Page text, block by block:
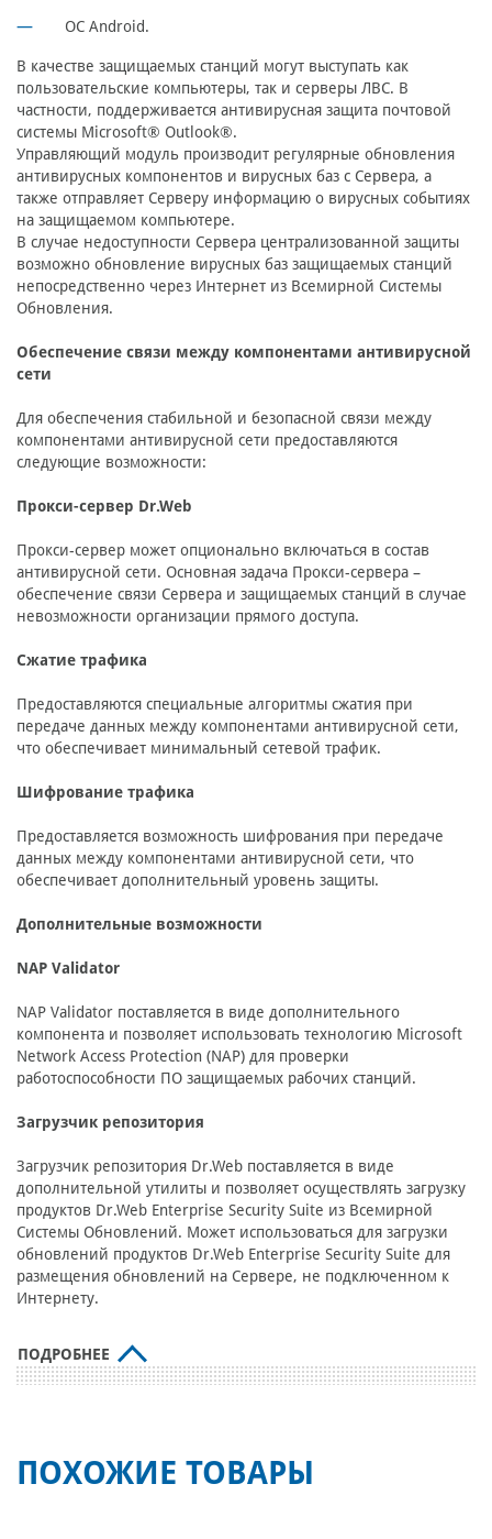
OC Android.
В качестве защищаемых станций могут выступать как
пользовательские компьютеры, так и серверы ЛВС. В
частности, поддерживается антивирусная защита почтовой
системы Microsoft® Outlook®.
Управляющий модуль производит регулярные обновления
антивирусных компонентов и вирусных баз с Сервера, а
также отправляет Серверу информацию о вирусных событиях
на защищаемом компьютере.
В случае недоступности Сервера централизованной защиты
возможно обновление вирусных баз защищаемых станций
непосредственно через Интернет из Всемирной Системы
Обновления.
Обеспечение связи между компонентами антивирусной
сети
Для обеспечения стабильной и безопасной связи между
компонентами антивирусной сети предоставляются
следующие возможности:
Прокси-сервер Dr.Web
Прокси-сервер может опционально включаться в состав
антивирусной сети. Основная задача Прокси-сервера –
обеспечение связи Сервера и защищаемых станций в случае
невозможности организации прямого доступа.
Сжатие трафика
Предоставляются специальные алгоритмы сжатия при
передаче данных между компонентами антивирусной сети,
что обеспечивает минимальный сетевой трафик.
Шифрование трафика
Предоставляется возможность шифрования при передаче
данных между компонентами антивирусной сети, что
обеспечивает дополнительный уровень защиты.
Дополнительные возможности
NAP Validator
NAP Validator поставляется в виде дополнительного
компонента и позволяет использовать технологию Microsoft
Network Access Protection (NAP) для проверки
работоспособности ПО защищаемых рабочих станций.
Загрузчик репозитория
Загрузчик репозитория Dr.Web поставляется в виде
дополнительной утилиты и позволяет осуществлять загрузку
продуктов Dr.Web Enterprise Security Suite из Всемирной
Системы Обновлений. Может использоваться для загрузки
обновлений продуктов Dr.Web Enterprise Security Suite для
размещения обновлений на Сервере, не подключенном к
Интернету.
ПОДРОБНЕЕ
ПОХОЖИЕ ТОВАРЫ